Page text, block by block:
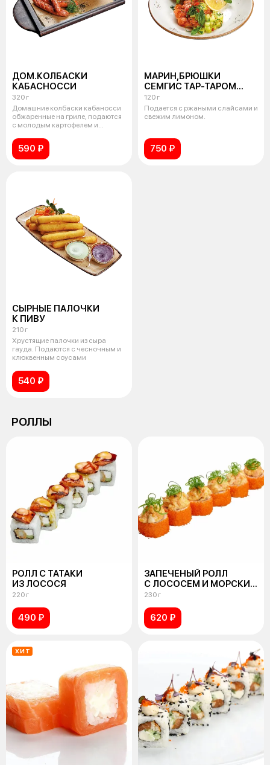
ДОМ.КОЛБАСКИ
КАБАСНОССИ
320 г
Домашние колбаски кабаносси
обжаренные на гриле, подаются
с молодым картофелем и
590 ₽
МАРИН,БРЮШКИ
СЕМГИС ТАР-ТАРОМ
ИЗ СВ,ОГУРЦОВ
И СОУСОМ СПАЙСИ
120 г
Подается с ржаными слайсами и
свежим лимоном.
750 ₽
СЫРНЫЕ ПАЛОЧКИ
К ПИВУ
210 г
Хрустящие палочки из сыра
гауда. Подаются с чесночным и
клюквенным соусами
540 ₽
РОЛЛЫ
РОЛЛ С ТАТАКИ
ИЗ ЛОСОСЯ
220 г
490 ₽
ЗАПЕЧЕНЫЙ РОЛЛ
С ЛОСОСЕМ И МОРСКИМ
ГРЕБЕШКОМ
230 г
620 ₽
ХИТ